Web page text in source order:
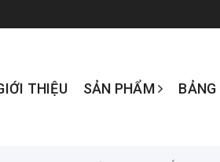
THIỆU SẢN PHẨM BẢNG